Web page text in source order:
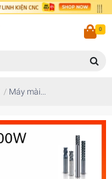
0
/ Máy mài...